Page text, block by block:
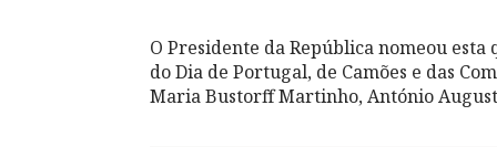
O Presidente da República nomeou
do Dia de Portugal, de Camões e das
Maria Bustorff Martinho, António